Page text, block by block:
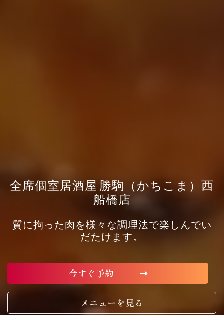
全席個室居酒屋 勝駒（かちこま）西
船橋店
質に拘った肉を様々な調理法で楽しんでい
だたけます。
今すぐ予約
メニューを見る